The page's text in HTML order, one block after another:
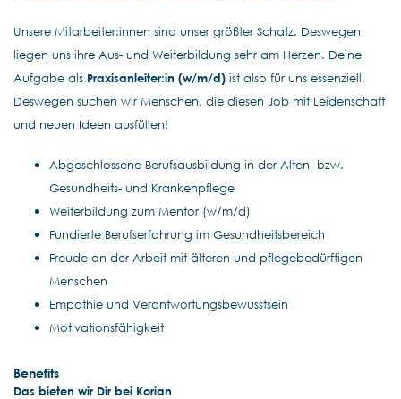
Unsere Mitarbeiter:innen sind unser größter Schatz. Deswegen
liegen uns ihre Aus- und Weiterbildung sehr am Herzen. Deine
Aufgabe als Praxisanleiter:in (w/m/d) ist also für uns essenziell.
Deswegen suchen wir Menschen, die diesen Job mit Leidenschaft
und neuen Ideen ausfüllen!
Abgeschlossene Berufsausbildung in der Alten- bzw.
Gesundheits- und Krankenpflege
Weiterbildung zum Mentor (w/m/d)
Fundierte Berufserfahrung im Gesundheitsbereich
Freude an der Arbeit mit älteren und pflegebedürftigen
Menschen
Empathie und Verantwortungsbewusstsein
Motivationsfähigkeit
Benefits
Das bieten wir Dir bei Korian